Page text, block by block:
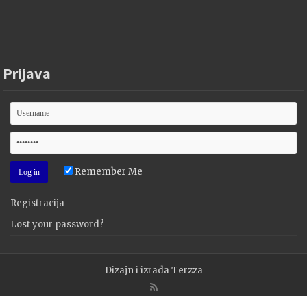
Prijava
Remember Me
Registracija
Lost your password?
Dizajn i izradaTerzza